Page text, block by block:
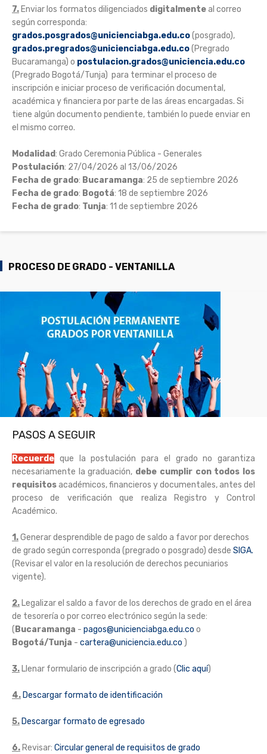
7. Enviar los formatos diligenciados digitalmenteal correo
según corresponda:
grados.posgrados@unicienciabga.edu.co(posgrado),
grados.pregrados@unicienciabga.edu.co(Pregrado
Bucaramanga) o postulacion.grados@uniciencia.edu.co
(Pregrado Bogotá/Tunja) para terminar el proceso de
inscripción e iniciar proceso de verificación documental,
académica y financiera por parte de las áreas encargadas. Si
tiene algún documento pendiente, también lo puede enviar en
el mismo correo.
Modalidad: Grado Ceremonia Pública - Generales
Postulación: 27/04/2026 al 13/06/2026
Fecha de grado: Bucaramanga: 25 de septiembre 2026
Fecha de grado: Bogotá: 18 de septiembre 2026
Fecha de grado: Tunja: 11 de septiembre 2026
PROCESO DE GRADO - VENTANILLA
PASOS A SEGUIR
Recuerde que la postulación para el grado no garantiza
necesariamente la graduación, debe cumplir con todos los
requisitosacadémicos, financieros y documentales, antes del
proceso de verificación que realiza Registro y Control
Académico.
1.Generar desprendible de pago de saldo a favor por derechos
de grado según corresponda (pregrado o posgrado) desde SIGA.
(Revisar el valor en la resolución de derechos pecuniarios
vigente).
2. Legalizar el saldo a favor de los derechos de grado en el área
de tesorería o por correo electrónico según la sede:
( Bucaramanga - pagos@unicienciabga.edu.co o
Bogotá/Tunja - cartera@uniciencia.edu.co )
3. Llenar formulario de inscripción a grado (Clic aquí)
4. Descargar formato de identificación
5. Descargar formato de egresado
6. Revisar: Circular general de requisitos de grado